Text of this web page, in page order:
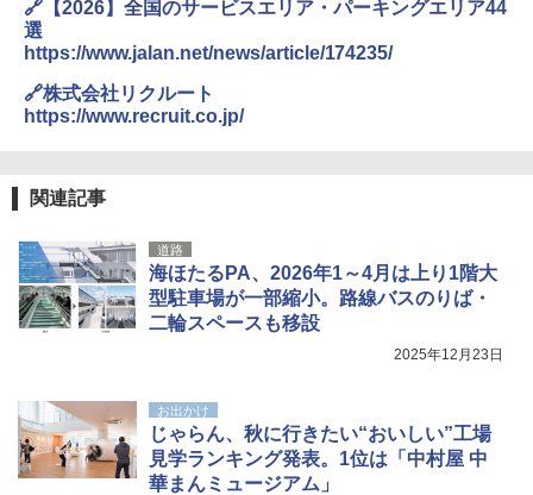
ーチ ピクニック ポップアップテント 携帯 簡
易 トイレテント (オリーブ)
￥4,836
￥9,990
[キャンパーズコレクション 山善] 傘みたいに
広げるだけ パッとサッとテント キューブワ
ッシュ 4人用 簡単設置 ポップアップテント P
ATCW-150B エクルベージュ
￥-
￥680
熊撃退スプレー 熊よけスプレー 熊スプレー
【日本企業販売】超強力クマ対策スプレー 30
0ml（連続噴射30秒）110ml（連続噴射15
￥3,680
ポインターライト 強力 小型 緑色/赤色/青紫色
USB充電式 高精度 超長距離照射 長時間使用
ンパクト多機能設計 持ち運び便利 アウトド
ア/オフィス/教育現場/展示会用 緑
￥1,180
🔗【2026】全国のサービスエリア・パーキングエリア44
選
https://www.jalan.net/news/article/174235/
🔗株式会社リクルート
https://www.recruit.co.jp/
関連記事
道路
海ほたるPA、2026年1～4月は上り1階大
型駐車場が一部縮小。路線バスのりば・
二輪スペースも移設
2025年12月23日
お出かけ
じゃらん、秋に行きたい“おいしい”工場
見学ランキング発表。1位は「中村屋 中
華まんミュージアム」